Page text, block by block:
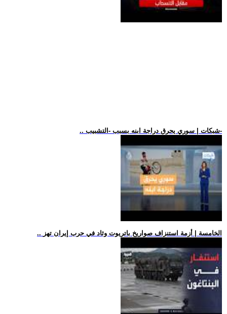
.. شبكات | سوري يحرق دراجة ابنه بسبب -التشبيب-
.. الخامسة | أزمة استنزاف صواريخ باتريوت وثاد في حرب إيران تهز